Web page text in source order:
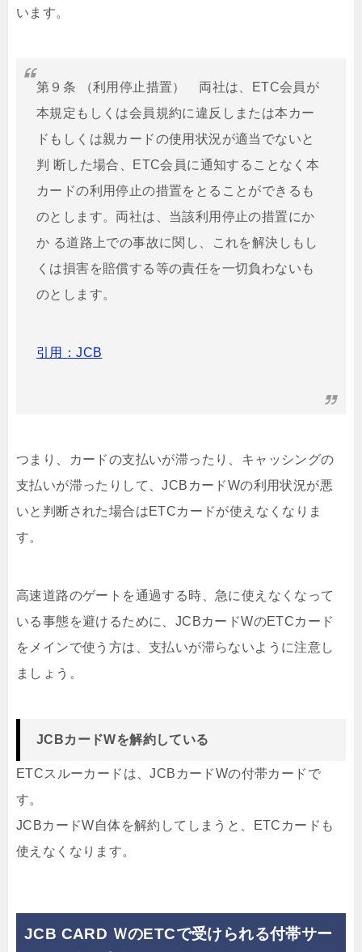
います。
第９条 （利用停止措置） 両社は、ETC会員が
本規定もしくは会員規約に違反しまたは本カー
ドもしくは親カードの使用状況が適当でないと
判 断した場合、ETC会員に通知することなく本
カードの利用停止の措置をとることができるも
のとします。両社は、当該利用停止の措置にか
か る道路上での事故に関し、これを解決しもし
くは損害を賠償する等の責任を一切負わないも
のとします。
引用：JCB
つまり、カードの支払いが滞ったり、キャッシングの
支払いが滞ったりして、JCBカードWの利用状況が悪
いと判断された場合はETCカードが使えなくなりま
す。
高速道路のゲートを通過する時、急に使えなくなって
いる事態を避けるために、JCBカードWのETCカード
をメインで使う方は、支払いが滞らないように注意し
ましょう。
JCBカードWを解約している
ETCスルーカードは、JCBカードWの付帯カードで
す。
JCBカードW自体を解約してしまうと、ETCカードも
使えなくなります。
JCB CARD ＷのETCで受けられる付帯サー